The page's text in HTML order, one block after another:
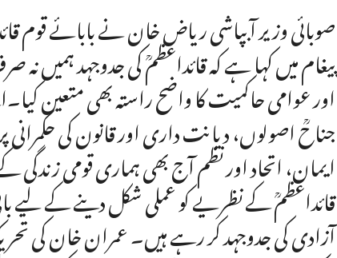
صوبائی وزیر آبپاشی ریاض خان نے بابائے قوم
پیغام میں کہا ہے کہ قائداعظمؒ کی جدوجہد ہمیں
اور عوامی حاکمیت کا واضح راستہ بھی متعین
جناحؒ اصولوں، دیانت داری اور قانون کی
ایمان، اتحاد اور نظم آج بھی ہماری قومی
قائداعظمؒ کے نظریے کو عملی شکل دینے کے لیے
آزادی کی جدوجہد کر رہے ہیں۔ عمران خان کی